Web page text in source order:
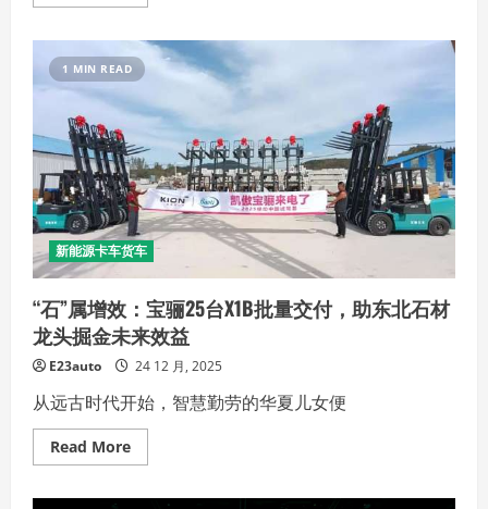
维
塔
×
华
为
崑
全
国
试
驾
活
动
启
幕
七
千
余
用
户
解
ADS
4
辅
助
驾
1 MIN READ
新能源卡车货车
“石”属增效：宝骊25台X1B批量交付，助东北石材
龙头掘金未来效益
E23auto 24 12 月, 2025
从远古时代开始，智慧勤劳的华夏儿女便
Read MoreRead
more